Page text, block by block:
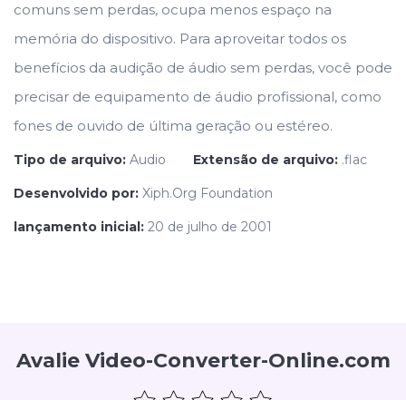
comuns sem perdas, ocupa menos espaço na
memória do dispositivo. Para aproveitar todos os
benefícios da audição de áudio sem perdas, você pode
precisar de equipamento de áudio profissional, como
fones de ouvido de última geração ou estéreo.
Tipo de arquivo: Audio Extensão de arquivo: .flac
Desenvolvido por: Xiph.Org Foundation
lançamento inicial: 20 de julho de 2001
Avalie Video-Converter-Online.com